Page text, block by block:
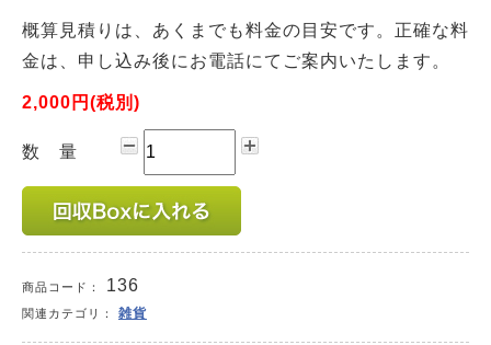
概算見積りは、あくまでも料金の目安です。正確な料
金は、申し込み後にお電話にてご案内いたします。
2,000円(税別)
数 量
商品コード： 136
関連カテゴリ： 雑貨